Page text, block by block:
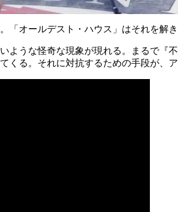
オールデスト・ハウス」はそれを解
ような怪奇な現象が現れる。まるで『
る。それに対抗するための手段が、